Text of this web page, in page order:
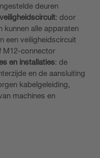
deuren
: door
alle apparaten
een veiligheidscircuit
M12-connector
en installaties: de
en de aansluiting
kabelgeleiding,
machines en